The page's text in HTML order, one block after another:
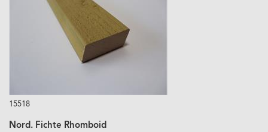
15518
Nord. Fichte Rhomboid